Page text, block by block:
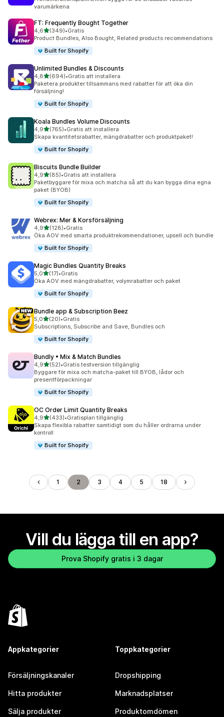
varumärkena
FT: Frequently Bought Together
4,6av 5 stjärnor
(349)
349 recensioner totalt
•Gratis
Product Bundles, Also Bought, Related products recommendations
Built for Shopify
Unlimited Bundles & Discounts
4,8av 5 stjärnor
(694)
694 recensioner totalt
•Gratis att installera
Paketera produkter tillsammans med rabatter för att öka din
försäljning!
Built for Shopify
Koala Bundles Volume Discounts
4,9av 5 stjärnor
(765)
765 recensioner totalt
•Gratis att installera
Skapa kvantitetsrabatter, mängdrabatter och produktpaket!
Built for Shopify
Biscuits Bundle Builder
4,9av 5 stjärnor
(85)
85 recensioner totalt
•Gratis att installera
Paketbyggare för mixa och matcha så att du kan bygga dina egna
paket (BYOB)
Built for Shopify
Webrex: Mer & Korsförsäljning
4,9av 5 stjärnor
(128)
128 recensioner totalt
•Gratis
Öka AOV med smarta produktrekommendationer, upsell och bundle
Built for Shopify
Magic Bundles Quantity Breaks
5,0av 5 stjärnor
(17)
17 recensioner totalt
•Gratis
Öka AOV med mängdrabatter, volymrabatter och paket
Built for Shopify
Bundle app & Subscription Beez
5,0av 5 stjärnor
(20)
20 recensioner totalt
•Gratis
Subscriptions, Subscribe and Save, Bundles och
Built for Shopify
Bundly • Mix & Match Bundles
4,9av 5 stjärnor
(52)
52 recensioner totalt
•Gratis testversion tillgänglig
Byggare för mixa och matcha-paket till BYOB, lådor och
presentförpackningar
Built for Shopify
OC Order Limit Quantity Breaks
4,9av 5 stjärnor
(433)
433 recensioner totalt
•Gratisplan tillgänglig
Skapa flexibla rabatter samtidigt som du håller ordrarna under
kontroll
Built for Shopify
1 2 3 4 5 18
Vill du lägga till en app?
Prova Shopify gratis i 3 dagar
Appkategorier
Försäljningskanaler
Hitta produkter
Sälja produkter
Toppkategorier
Dropshipping
Marknadsplatser
Produktomdömen